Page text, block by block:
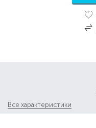
Все характеристики